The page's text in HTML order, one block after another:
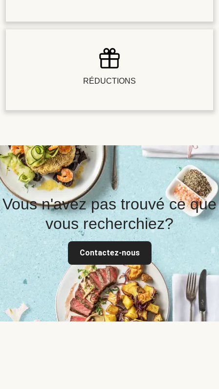
RÉDUCTIONS
Vous n'avez pas trouvé ce que
vous recherchiez?
Contactez-nous